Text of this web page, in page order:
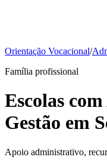
Orientação Vocacional/
Família profissional
Escolas
Gestão em
Apoio administrativo,